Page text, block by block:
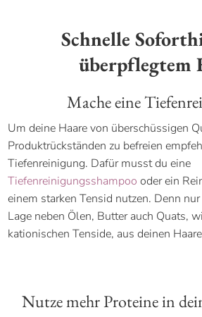
Schnelle
überpflegtem
Mache eine
Um deine Haare von überschüssigen
Produktrückständen zu befreien
Tiefenreinigung. Dafür musst du eine
Tiefenreinigungsshampoo oder ein
einem starken Tensid nutzen. Denn
Lage neben Ölen, Butter auch Quats,
kationischen Tenside, aus deinen
Nutze mehr Proteine in